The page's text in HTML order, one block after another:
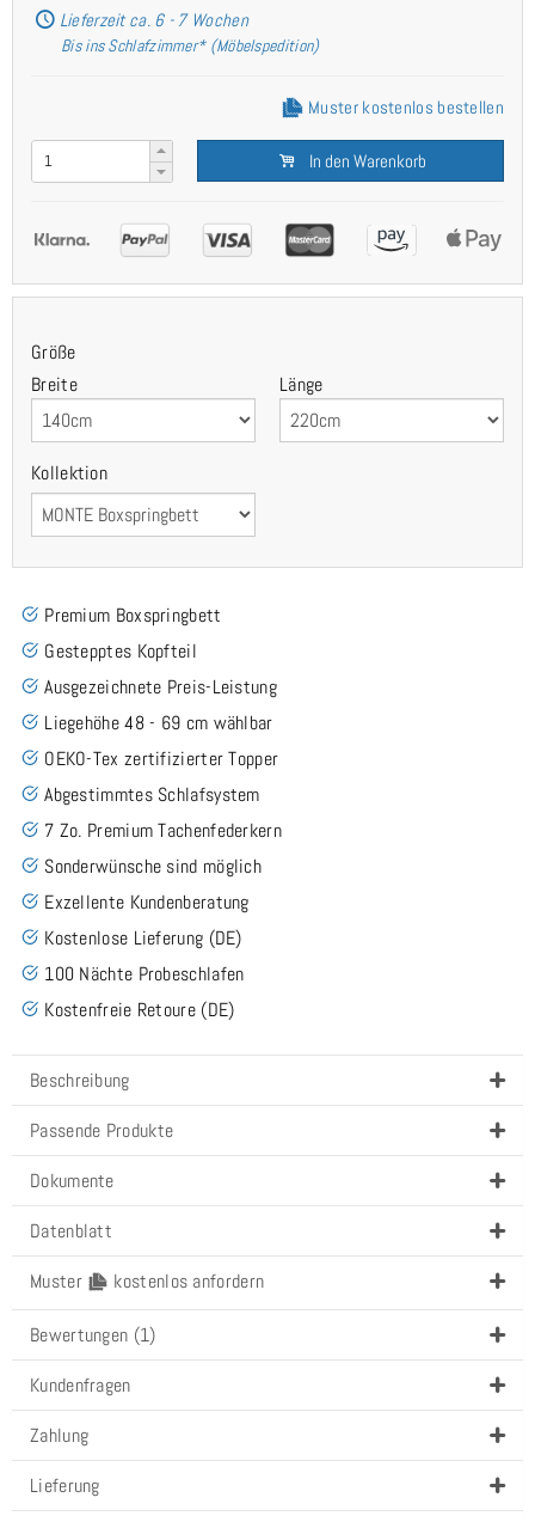
Lieferzeit ca. 6 - 7 Wochen
Bis ins Schlafzimmer* (Möbelspedition)
Muster kostenlos bestellen
In den Warenkorb
Größe
Breite
Länge
Kollektion
Premium Boxspringbett
Gestepptes Kopfteil
Ausgezeichnete Preis-Leistung
Liegehöhe 48 - 69 cm wählbar
OEKO-Tex zertifizierter Topper
Abgestimmtes Schlafsystem
7 Zo. Premium Tachenfederkern
Sonderwünsche sind möglich
Exzellente Kundenberatung
Kostenlose Lieferung (DE)
100 Nächte Probeschlafen
Kostenfreie Retoure (DE)
Beschreibung
Passende Produkte
Dokumente
Datenblatt
Muster kostenlos anfordern
Bewertungen (1)
Kundenfragen
Zahlung
Lieferung